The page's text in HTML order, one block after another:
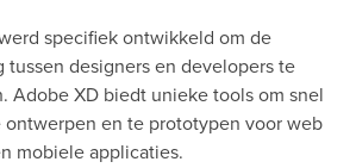
specifiek ontwikkeld om de
tussen designers en developers te
Adobe XD biedt unieke tools om snel
ontwerpen en te prototypen voor web
mobiele applicaties.